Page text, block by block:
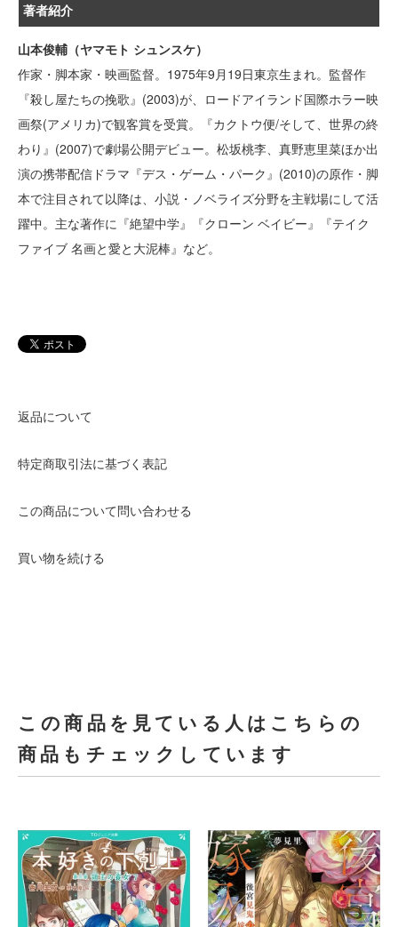
著者紹介
山本俊輔（ヤマモト シュンスケ）
作家・脚本家・映画監督。1975年9月19日東京生まれ。監督作
『殺し屋たちの挽歌』(2003)が、ロードアイランド国際ホラー映
画祭(アメリカ)で観客賞を受賞。『カクトウ便/そして、世界の終
わり』(2007)で劇場公開デビュー。松坂桃李、真野恵里菜ほか出
演の携帯配信ドラマ『デス・ゲーム・パーク』(2010)の原作・脚
本で注目されて以降は、小説・ノベライズ分野を主戦場にして活
躍中。主な著作に『絶望中学』『クローン ベイビー』『テイク
ファイブ 名画と愛と大泥棒』など。
返品について
特定商取引法に基づく表記
この商品について問い合わせる
買い物を続ける
この商品を見ている人はこちらの
商品もチェックしています